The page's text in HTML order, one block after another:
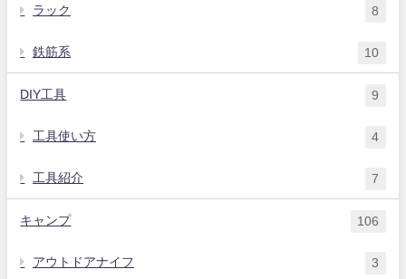
ラック 8
鉄筋系 10
DIY工具 9
工具使い方 4
工具紹介 7
キャンプ 106
アウトドアナイフ 3